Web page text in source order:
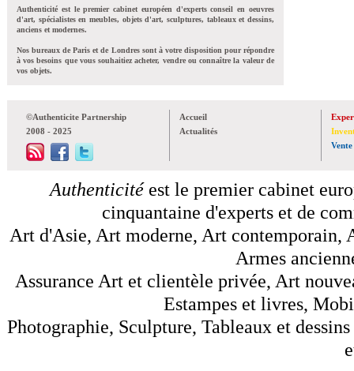
Authenticité est le premier cabinet européen d'experts conseil en oeuvres
d'art, spécialistes en meubles, objets d'art, sculptures, tableaux et dessins,
anciens et modernes.
Nos bureaux de Paris et de Londres sont à votre disposition pour répondre
à vos besoins que vous souhaitiez acheter, vendre ou connaître la valeur de
vos objets.
©Authenticite Partnership
2008 - 2025
Accueil
Actualités
Vente
Authenticitéest le premier cabinet
cinquantaine d'experts et de
Art d'Asie, Art moderne, Art contemporain,
Armes
Assurance Art et clientèle privée, Art
Estampes et livres,
Photographie, Sculpture, Tableaux et